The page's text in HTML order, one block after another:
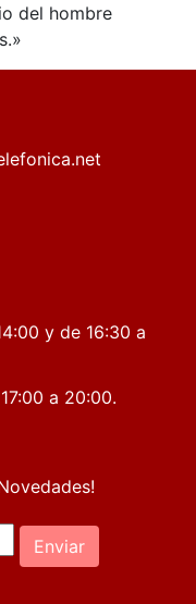
del hombre
y de 16:30 a
a 20:00.
Enviar